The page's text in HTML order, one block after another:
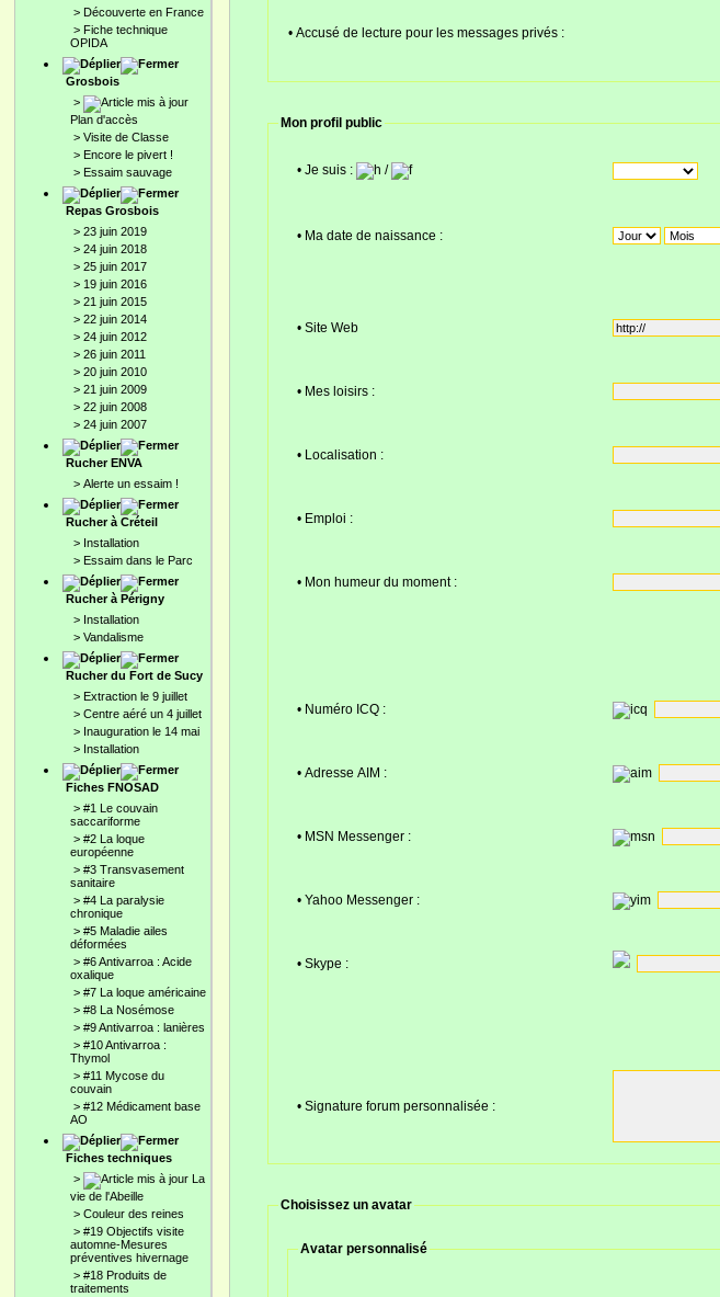
> Découverte en France
> Fiche technique
OPIDA
Grosbois
>
Plan d'accès
> Visite de Classe
> Encore le pivert !
> Essaim sauvage
Repas Grosbois
> 23 juin 2019
> 24 juin 2018
> 25 juin 2017
> 19 juin 2016
> 21 juin 2015
> 22 juin 2014
> 24 juin 2012
> 26 juin 2011
> 20 juin 2010
> 21 juin 2009
> 22 juin 2008
> 24 juin 2007
Rucher ENVA
> Alerte un essaim !
Rucher à Créteil
> Installation
> Essaim dans le Parc
Rucher à Périgny
> Installation
> Vandalisme
Rucher du Fort de Sucy
> Extraction le 9 juillet
> Centre aéré un 4 juillet
> Inauguration le 14 mai
> Installation
Fiches FNOSAD
> #1 Le couvain
saccariforme
> #2 La loque
européenne
> #3 Transvasement
sanitaire
> #4 La paralysie
chronique
> #5 Maladie ailes
déformées
> #6 Antivarroa : Acide
oxalique
> #7 La loque américaine
> #8 La Nosémose
> #9 Antivarroa : lanières
> #10 Antivarroa :
Thymol
> #11 Mycose du
couvain
> #12 Médicament base
AO
Fiches techniques
>
La
vie de l'Abeille
> Couleur des reines
> #19 Objectifs visite
automne-Mesures
préventives hivernage
> #18 Produits de
traitements
• Accusé de lecture pour les messages privés :
Mon profil public
• Je suis : /
• Ma date de naissance :
• Site Web
• Mes loisirs :
• Localisation :
• Emploi :
• Mon humeur du moment :
• Numéro ICQ :
• Adresse AIM :
• MSN Messenger :
• Yahoo Messenger :
• Skype :
• Signature forum personnalisée :
Choisissez un avatar
Avatar personnalisé